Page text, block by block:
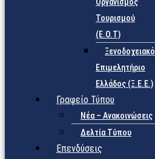
Τουρισμού
(Ε.Ο.Τ)
Ξενοδοχειακό
Επιμελητήριο
Ελλάδος (Ξ.Ε.Ε.)
Γραφείο Τύπου
Νέα – Ανακοινώσεις
Δελτία Τύπου
Επενδύσεις